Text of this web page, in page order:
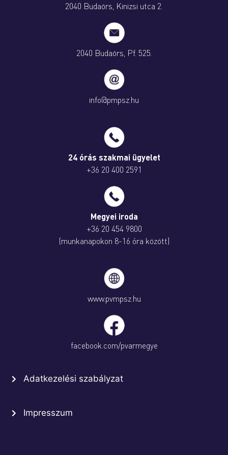
2040 Budaörs, Kinizsi utca 2.
2040 Budaörs, Pf. 525.
info@pmpsz.hu
24 órás szakmai ügyelet
+36 20 400 2591
Megyei iroda
+36 20 454 9800
(munkanapokon 8-16 óra között)
www.pvmpsz.hu
facebook.com/pvarmegye
Adatkezelési szabályzat
Impresszum